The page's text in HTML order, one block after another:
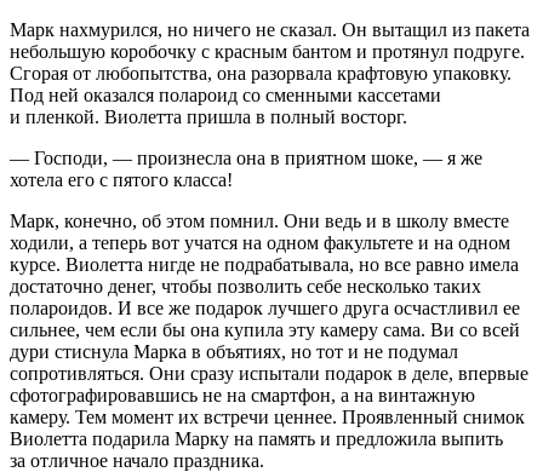
Марк нахмурился, но ничего не сказал. Он вытащил из пакета
небольшую коробочку с красным бантом и протянул подруге.
Сгорая от любопытства, она разорвала крафтовую упаковку.
Под ней оказался полароид со сменными кассетами
и пленкой. Виолетта пришла в полный восторг.
— Господи, — произнесла она в приятном шоке, — я же
хотела его с пятого класса!
Марк, конечно, об этом помнил. Они ведь и в школу вместе
ходили, а теперь вот учатся на одном факультете и на одном
курсе. Виолетта нигде не подрабатывала, но все равно имела
достаточно денег, чтобы позволить себе несколько таких
полароидов. И все же подарок лучшего друга осчастливил ее
сильнее, чем если бы она купила эту камеру сама. Ви со всей
дури стиснула Марка в объятиях, но тот и не подумал
сопротивляться. Они сразу испытали подарок в деле, впервые
сфотографировавшись не на смартфон, а на винтажную
камеру. Тем момент их встречи ценнее. Проявленный снимок
Виолетта подарила Марку на память и предложила выпить
за отличное начало праздника.